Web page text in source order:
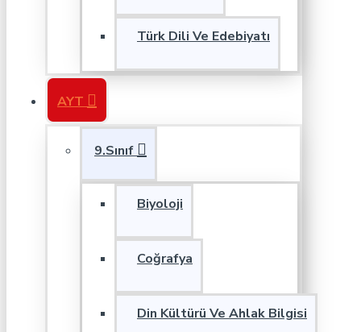
Türk Dili Ve Edebiyatı
AYT
9.Sınıf
Biyoloji
Coğrafya
Din Kültürü Ve Ahlak Bilgisi